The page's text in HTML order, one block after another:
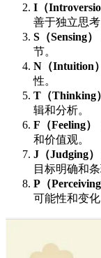
I（
善于独立思
S（Sensing）
节。
N（Intuition）
性。
T（Thinking）
辑和分析。
F（Feeling）
和价值观。
J（Judging）
目标明确和条
P（Perceiving
可能性和变化